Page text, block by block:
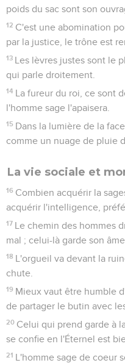
poids du sac sont son
12 C'est une abomination
par la justice, le trône est
13 Les lèvres justes sont le
qui parle droitement.
14 La fureur du roi, ce sont
l'homme sage l'apaisera.
15 Dans la lumière de la
comme un nuage de pluie
La vie sociale et
16 Combien acquérir la
acquérir l'intelligence,
17 Le chemin des hommes
mal ; celui-là garde son
18 L'orgueil va devant la
chute.
19 Mieux vaut être humble
de partager le butin avec
20 Celui qui prend garde à
se confie en l'Éternel est
21 L'homme sage de coeur